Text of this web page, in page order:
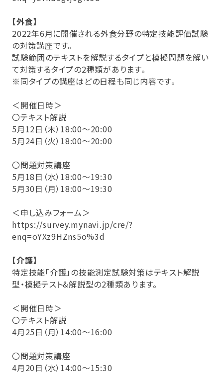
【外食】
2022年6月に開催される外食分野の特定技能評価試験
の対策講座です。
試験範囲のテキストを解説するタイプと模擬問題を解い
て対策するタイプの2種類があります。
※同タイプの講座はどの日程も同じ内容です。
＜開催日時＞
〇テキスト解説
5月12日（木）18:00～20:00
5月24日（火）18:00～20:00
〇問題対策講座
5月18日（水）18:00～19:30
5月30日（月）18:00～19:30
＜申し込みフォーム＞
https://survey.mynavi.jp/cre/?
enq=oYXz9HZns5o%3d
【介護】
特定技能「介護」の技能測定試験対策はテキスト解説
型・模擬テスト&解説型の2種類あります。
＜開催日時＞
〇テキスト解説
4月25日（月）14:00～16:00
〇問題対策講座
4月20日（水）14:00～15:30